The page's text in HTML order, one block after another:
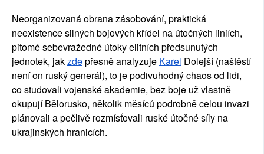
Neorganizovaná obrana zásobování, praktická
neexistence silných bojových křídel na útočných liniích,
pitomé sebevražedné útoky elitních předsunutých
jednotek, jakzde přesně analyzuje Karel Dolejší (naštěstí
není on ruský generál), to je podivuhodný chaos od lidi,
co studovali vojenské akademie, bez boje už vlastně
okupují Bělorusko, několik měsíců podrobně celou invazi
plánovali a pečlivě rozmísťovali ruské útočné síly na
ukrajinských hranicích.